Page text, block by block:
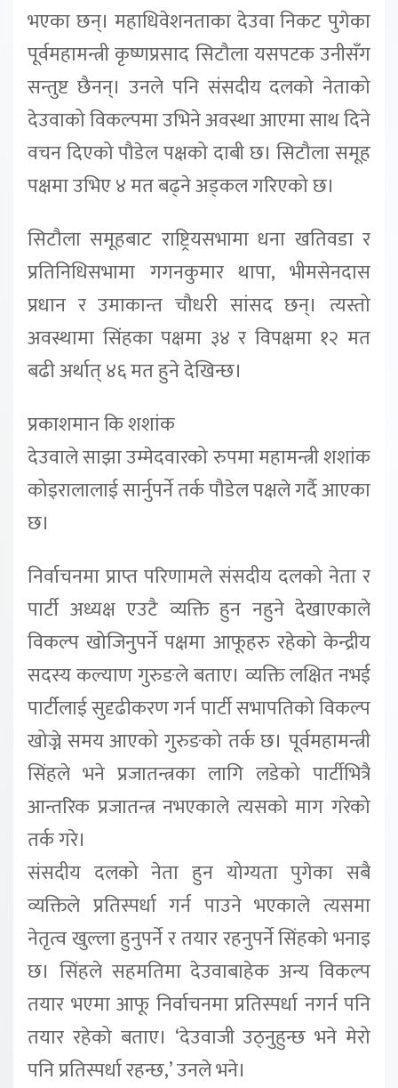
भएका छन्। महाधिवेशनताका देउवा निकट पुगेका
पूर्वमहामन्त्री कृष्णप्रसाद सिटौला यसपटक उनीसँग
सन्तुष्ट छैनन्। उनले पनि संसदीय दलको नेताको
देउवाको विकल्पमा उभिने अवस्था आएमा साथ दिने
वचन दिएको पौडेल पक्षको दाबी छ। सिटौला समूह
पक्षमा उभिए ४ मत बढ्ने अड्कल गरिएको छ।
सिटौला समूहबाट राष्ट्रियसभामा धना खतिवडा र
प्रतिनिधिसभामा गगनकुमार थापा, भीमसेनदास
प्रधान र उमाकान्त चौधरी सांसद छन्। त्यस्तो
अवस्थामा सिंहका पक्षमा ३४ र विपक्षमा १२ मत
बढी अर्थात् ४६ मत हुने देखिन्छ।
प्रकाशमान कि शशांक
देउवाले साझा उम्मेदवारको रुपमा महामन्त्री शशांक
कोइरालालाई सार्नुपर्ने तर्क पौडेल पक्षले गर्दै आएका
छ।
निर्वाचनमा प्राप्त परिणामले संसदीय दलको नेता र
पार्टी अध्यक्ष एउटै व्यक्ति हुन नहुने देखाएकाले
विकल्प खोजिनुपर्ने पक्षमा आफूहरु रहेको केन्द्रीय
सदस्य कल्याण गुरुङले बताए। व्यक्ति लक्षित नभई
पार्टीलाई सुदृढीकरण गर्न पार्टी सभापतिको विकल्प
खोज्ने समय आएको गुरुङको तर्क छ। पूर्वमहामन्त्री
सिंहले भने प्रजातन्त्रका लागि लडेको पार्टीभित्रै
आन्तरिक प्रजातन्त्र नभएकाले त्यसको माग गरेको
तर्क गरे।
संसदीय दलको नेता हुन योग्यता पुगेका सबै
व्यक्तिले प्रतिस्पर्धा गर्न पाउने भएकाले त्यसमा
नेतृत्व खुल्ला हुनुपर्ने र तयार रहनुपर्ने सिंहको भनाइ
छ। सिंहले सहमतिमा देउवाबाहेक अन्य विकल्प
तयार भएमा आफू निर्वाचनमा प्रतिस्पर्धा नगर्न पनि
तयार रहेको बताए। ‘देउवाजी उठ्नुहुन्छ भने मेरो
पनि प्रतिस्पर्धा रहन्छ,’ उनले भने।